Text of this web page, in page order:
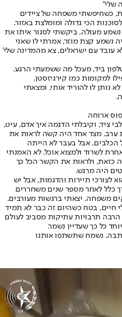
שלי"
כשחיפשתי משפחה של ציידים
הכי גדולה ומומלצת באזור.
מעולה, ביקשתי לסגור איתו את
נשמע קצת מוזר, אמרתי לו שאני
עובד עם ישראלים, צא מהמדינה שלי'
ביד, מעכל מה ששמעתי הרגע.
למקומות כמו קירגיזסטן.
נותן לו להוריד אותי, ומצאתי
ארוחה
ציד, וקיבלתי הדגמה איך אדם, עיט,
ערב. מצד אחד היה קשה לראות את
הכלבים, אבל בעבר לא הייתה
לשרוד ולמצוא אוכל. לא האמנתי
כזאת, ולראות את הקשר הכל כך
היה מרגש.
לצורכי תיירות והדגמות, אבל יש
כלל לאחר מספר שנים משחררים
משפחה. יצאתי ברגשות מעורבים.
חיים, בטח כשהיום זה כבר לא תמיד
הרבה תרבויות עתיקות מסביב לעולם
כל כך שעדיין נשמר.
נשמח שתשתפו אותנו